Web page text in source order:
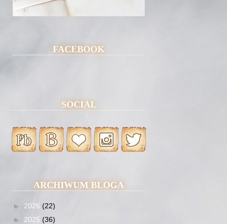
FACEBOOK
SOCIAL
ARCHIWUM BLOGA
► 2026 (22)
► 2025 (36)